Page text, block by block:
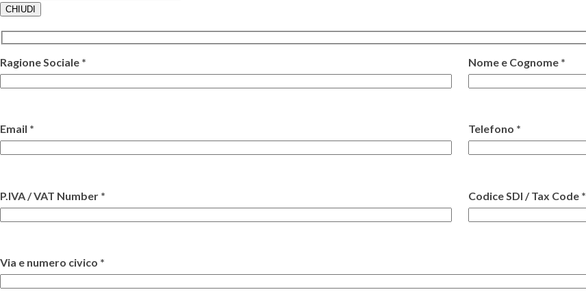
CHIUDI
Ragione Sociale * Nome e Cognome *
Email * Telefono *
P.IVA / VAT Number * Codice SDI / Tax Code *
Via e numero civico *